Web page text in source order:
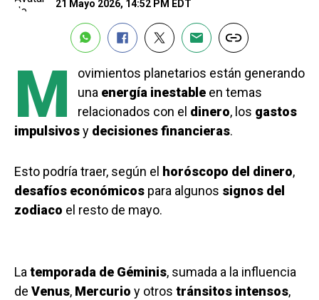
21 Mayo 2026, 14:52 PM EDT
M
ovimientos planetarios están generando
una energía inestable en temas
relacionados con el dinero, los gastos
impulsivosy decisiones financieras.
Esto podría traer, según el horóscopo del dinero,
desafíos económicos para algunos signos del
zodiaco el resto de mayo.
Latemporada de Géminis, sumada a la influencia
de Venus, Mercurio y otros tránsitos intensos,